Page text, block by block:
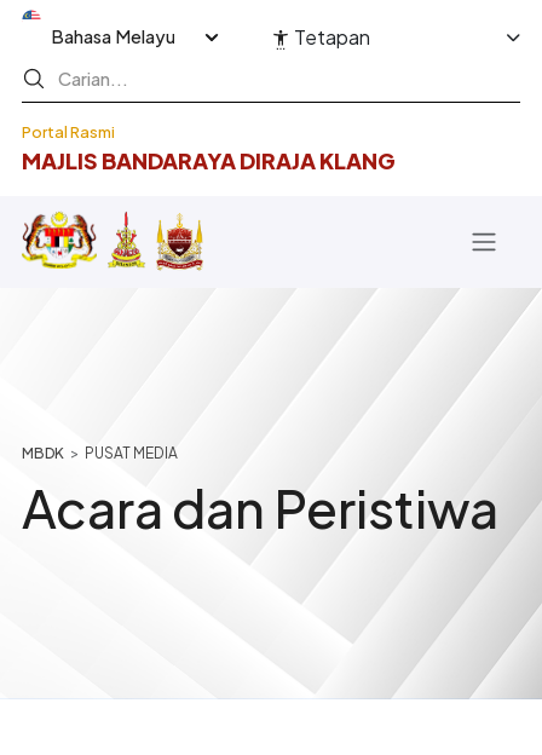
Langkau ke kandungan utama
Portal Rasmi
MAJLIS BANDARAYA DIRAJA KLANG
Select your language Tetapan
Breadcrumb
PUSAT MEDIA
Acara dan Peristiwa